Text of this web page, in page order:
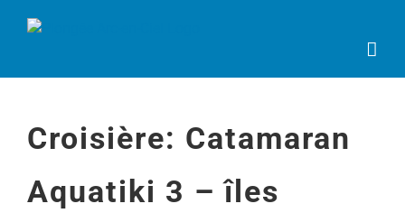
Croisière: Catamaran
Aquatiki 3 – îles